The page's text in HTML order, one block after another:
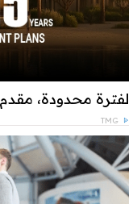
لفترة محدودة، مقدم 1.5% وتقسيط حتى 15 سنة
TMG